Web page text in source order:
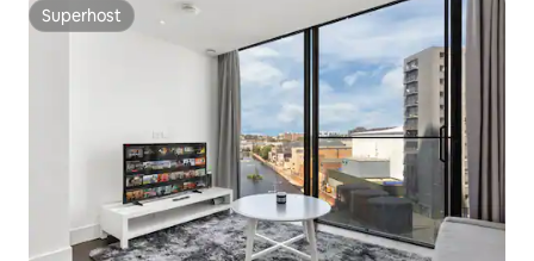
Superhost
Superhost